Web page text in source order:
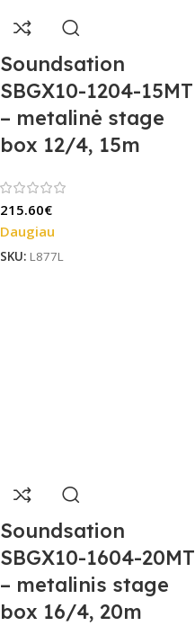
Soundsation
SBGX10-1204-15MT
– metalinė stage
box 12/4, 15m
215.60€
Daugiau
SKU: L877L
Soundsation
SBGX10-1604-20MT
– metalinis stage
box 16/4, 20m